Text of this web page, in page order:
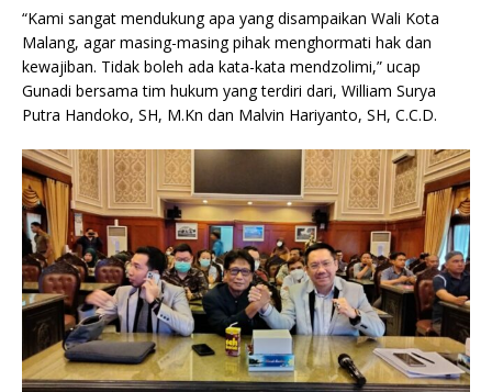
“Kami sangat mendukung apa yang disampaikan Wali Kota
Malang, agar masing-masing pihak menghormati hak dan
kewajiban. Tidak boleh ada kata-kata mendzolimi,” ucap
Gunadi bersama tim hukum yang terdiri dari, William Surya
Putra Handoko, SH, M.Kn dan Malvin Hariyanto, SH, C.C.D.